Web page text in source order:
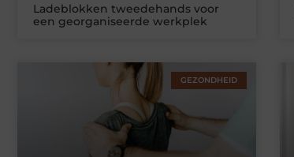
Ladeblokken tweedehands voor
een georganiseerde werkplek
GEZONDHEID